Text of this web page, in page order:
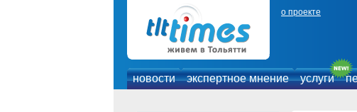
о проекте
новости экспертное мнение услуги